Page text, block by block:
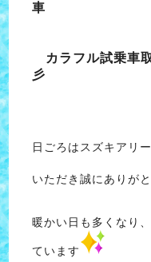
カラフル試乗車
日ごろはスズキアリ
いただき誠にありが
暖かい日も多くなり
ています